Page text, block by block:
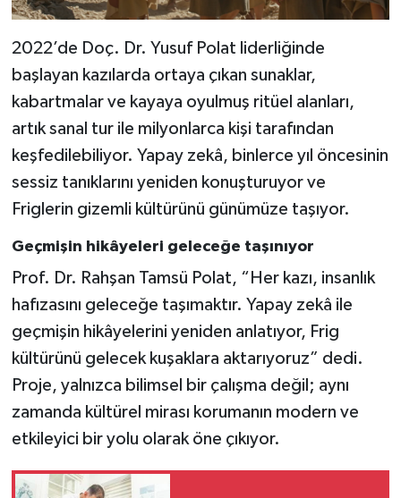
2022’de Doç. Dr. Yusuf Polat liderliğinde
başlayan kazılarda ortaya çıkan sunaklar,
kabartmalar ve kayaya oyulmuş ritüel alanları,
artık sanal tur ile milyonlarca kişi tarafından
keşfedilebiliyor. Yapay zekâ, binlerce yıl öncesinin
sessiz tanıklarını yeniden konuşturuyor ve
Friglerin gizemli kültürünü günümüze taşıyor.
Geçmişin hikâyeleri geleceğe taşınıyor
Prof. Dr. Rahşan Tamsü Polat, “Her kazı, insanlık
hafızasını geleceğe taşımaktır. Yapay zekâ ile
geçmişin hikâyelerini yeniden anlatıyor, Frig
kültürünü gelecek kuşaklara aktarıyoruz” dedi.
Proje, yalnızca bilimsel bir çalışma değil; aynı
zamanda kültürel mirası korumanın modern ve
etkileyici bir yolu olarak öne çıkıyor.